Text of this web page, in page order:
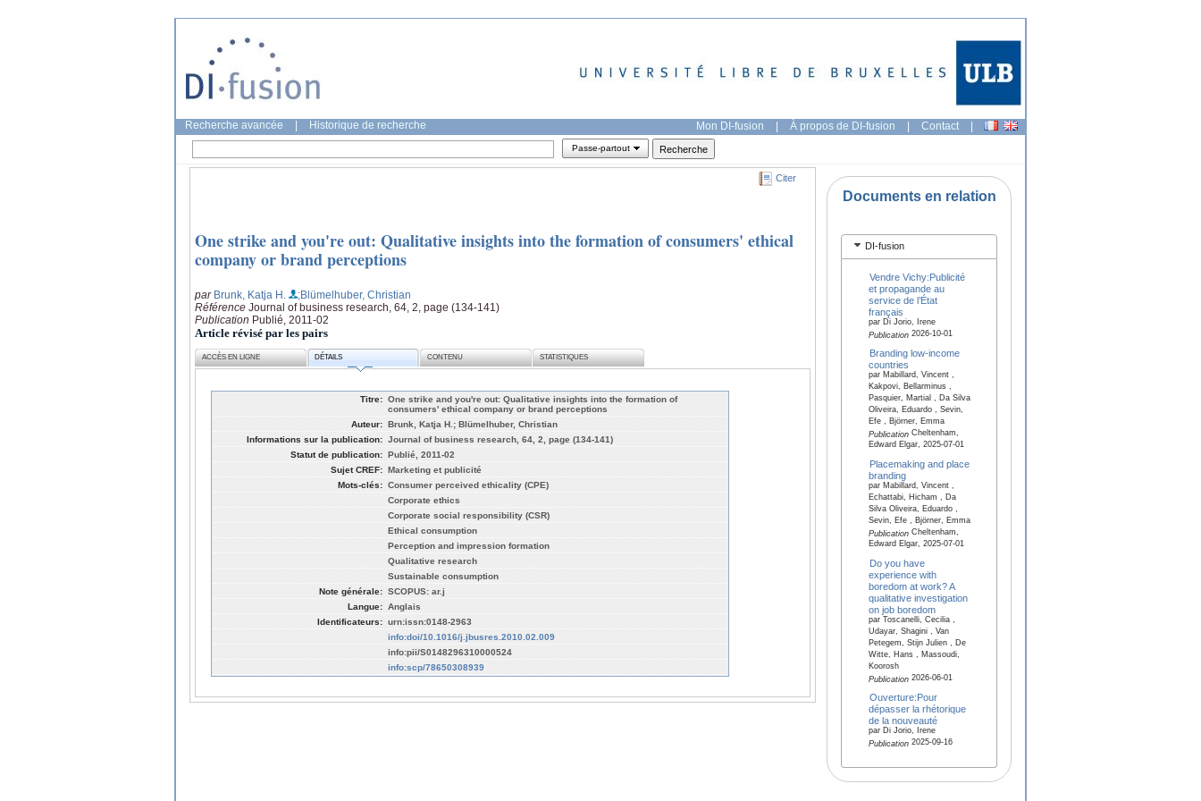
Recherche avancée Historique de recherche Mon DI-fusion | À propos de DI-fusion | Contact |
Passe-partout
Citer
One strike and you're out: Qualitative insights into the formation of consumers' ethical
company or brand perceptions
par Brunk, Katja H.
;Blümelhuber, Christian
Référence Journal of business research, 64, 2, page (134-141)
Publication Publié, 2011-02
Article révisé par les pairs
ACCÈS EN LIGNE DÉTAILS CONTENU STATISTIQUES
Titre: One strike and you're out: Qualitative insights into the formation of
consumers' ethical company or brand perceptions
Auteur: Brunk, Katja H.; Blümelhuber, Christian
Informations sur la publication: Journal of business research, 64, 2, page (134-141)
Statut de publication: Publié, 2011-02
Sujet CREF: Marketing et publicité
Mots-clés: Consumer perceived ethicality (CPE)
Corporate ethics
Corporate social responsibility (CSR)
Ethical consumption
Perception and impression formation
Qualitative research
Sustainable consumption
Note générale: SCOPUS: ar.j
Langue: Anglais
Identificateurs: urn:issn:0148-2963
info:doi/10.1016/j.jbusres.2010.02.009
info:pii/S0148296310000524
info:scp/78650308939
Documents en relation
DI-fusion
Vendre Vichy:Publicité
et propagande au
service de l’État
français
par Di Jorio, Irene
Publication2026-10-01
Branding low-income
countries
par Mabillard, Vincent ,
Kakpovi, Bellarminus ,
Pasquier, Martial , Da Silva
Oliveira, Eduardo , Sevin,
Efe , Björner, Emma
PublicationCheltenham,
Edward Elgar, 2025-07-01
Placemaking and place
branding
par Mabillard, Vincent ,
Echattabi, Hicham , Da
Silva Oliveira, Eduardo ,
Sevin, Efe , Björner, Emma
PublicationCheltenham,
Edward Elgar, 2025-07-01
Do you have
experience with
boredom at work? A
qualitative investigation
on job boredom
par Toscanelli, Cecilia ,
Udayar, Shagini , Van
Petegem, Stijn Julien , De
Witte, Hans , Massoudi,
Koorosh
Publication2026-06-01
Ouverture:Pour
dépasser la rhétorique
de la nouveauté
par Di Jorio, Irene
Publication2025-09-16